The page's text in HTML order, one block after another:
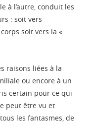
à l’autre, conduit les
: soit vers
soit vers la «
raisons liées à la
ou encore à un
certain pour ce qui
peut être vu et
les fantasmes, de